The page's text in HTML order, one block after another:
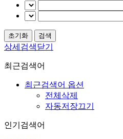
상세검색닫기
최근검색어
최근검색어 옵션
전체삭제
자동저장끄기
인기검색어